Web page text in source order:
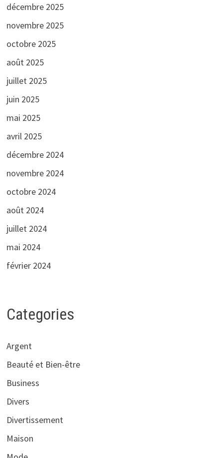
décembre 2025
novembre 2025
octobre 2025
août 2025
juillet 2025
juin 2025
mai 2025
avril 2025
décembre 2024
novembre 2024
octobre 2024
août 2024
juillet 2024
mai 2024
février 2024
Categories
Argent
Beauté et Bien-être
Business
Divers
Divertissement
Maison